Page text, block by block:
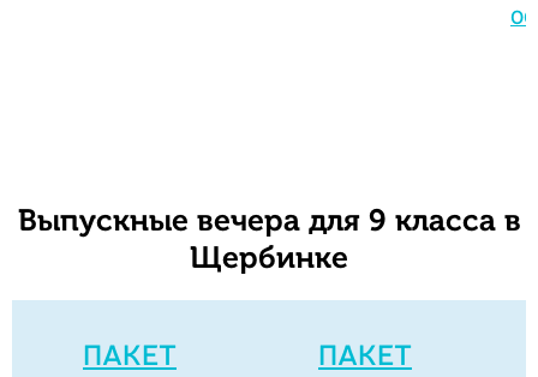
Выпускные вечера для 9 класса в
Щербинке
ПАКЕТ
ПАКЕТ